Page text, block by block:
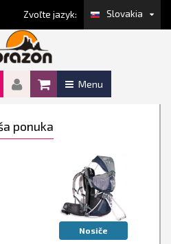
Zvoľte jazyk: Slovakia
Menu
ponuka
Nosiče